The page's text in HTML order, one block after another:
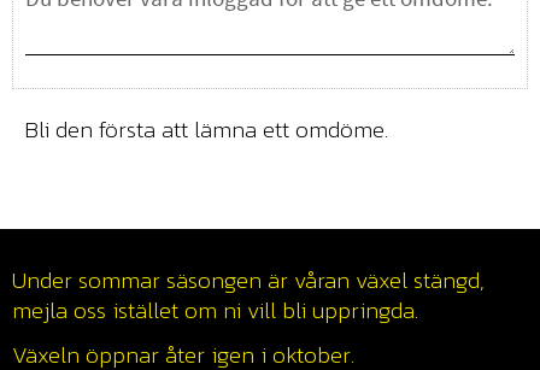
Bli den första att lämna ett omdöme.
Under sommar säsongen är våran växel stängd,
mejla oss istället om ni vill bli uppringda.
Växeln öppnar åter igen i oktober.